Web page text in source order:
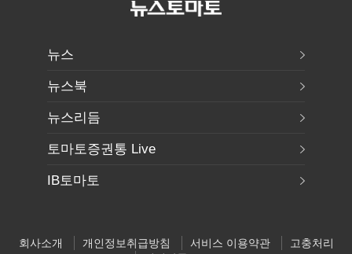
뉴스
뉴스북
뉴스리듬
토마토증권통 Live
IB토마토
회사소개 개인정보취급방침 서비스 이용약관
고충처리